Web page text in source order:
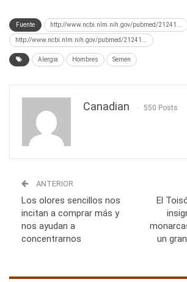
Fuente http://www.ncbi.nlm.nih.gov/pubmed/21241...
http://www.ncbi.nlm.nih.gov/pubmed/21241...
Alergia Hombres Semen
Canadian 550 Posts
ANTERIOR
Los olores sencillos nos
incitan a comprar más y
nos ayudan a
concentrarnos
El
un